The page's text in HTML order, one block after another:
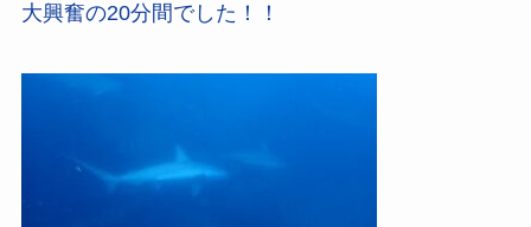
大興奮の20分間でした！！